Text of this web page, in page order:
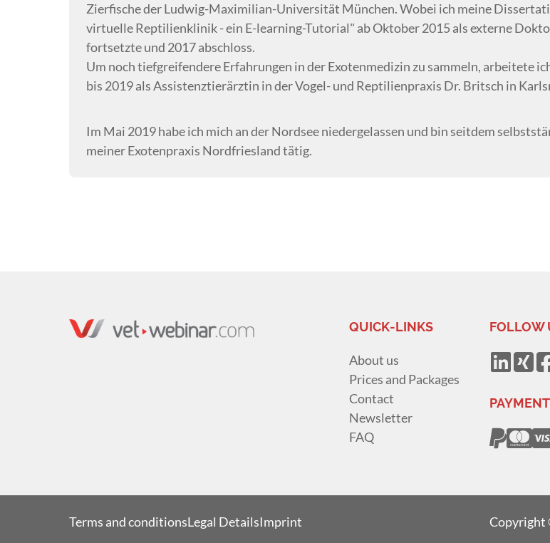
Zierfische der Ludwig-Maximilian-Universität München. Wobei ich meine
virtuelle Reptilienklinik - ein E-learning-Tutorial" ab Oktober 2015 als externe
fortsetzte und 2017 abschloss.
Um noch tiefgreifendere Erfahrungen in der Exotenmedizin zu sammeln, arbeitete
bis 2019 als Assistenztierärztin in der Vogel- und Reptilienpraxis Dr. Britsch in
Im Mai 2019 habe ich mich an der Nordsee niedergelassen und bin seitdem
meiner Exotenpraxis Nordfriesland tätig.
QUICK-LINKS
About us
Prices and Packages
Contact
Newsletter
FAQ
FOLLOW
Terms and conditionsLegal DetailsImprint Copyright